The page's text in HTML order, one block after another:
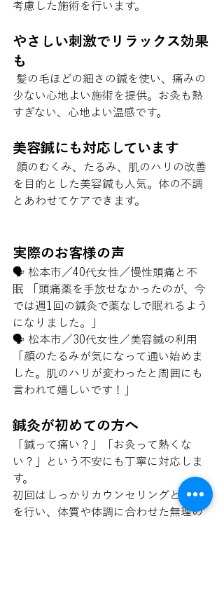
考慮した施術を行います。
やさしい刺激でリラックス効果
も
少ない心地よい施術を提供。お灸も熱
すぎない、心地よい温感です。
美容鍼にも対応しています
を目的とした美容鍼も人気。体の不調
とあわせてケアできます。
実際のお客様の声
🗣️ 松本市／40代女性／慢性頭痛と不
眠 「頭痛薬を手放せなかったのが、今
では週1回の鍼灸で薬なしで眠れるよう
になりました。」
🗣️ 松本市／30代女性／美容鍼の利用
「顔のたるみが気になって通い始めま
した。肌のハリが変わったと周囲にも
言われて嬉しいです！」
鍼灸が初めての方へ
「鍼って痛い？」「お灸って熱くな
い？」という不安にも丁寧に対応しま
す。
初回はしっかりカウンセリングと検査
を行い、体質や体調に合わせた無理の